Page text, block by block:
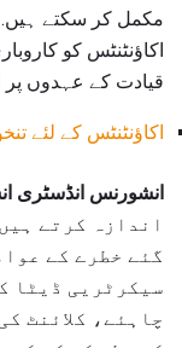
مکمل کر سکتے ہیں.
اکاؤنٹنٹس کو
قیادت کے عہدوں پر
اکاؤنٹنٹس کے لئے
انشورنس انڈسٹری
اندازہ کرتے
گئے خطرے کے
سیکرٹریی ڈیٹا
چاہئے، کلائنٹ